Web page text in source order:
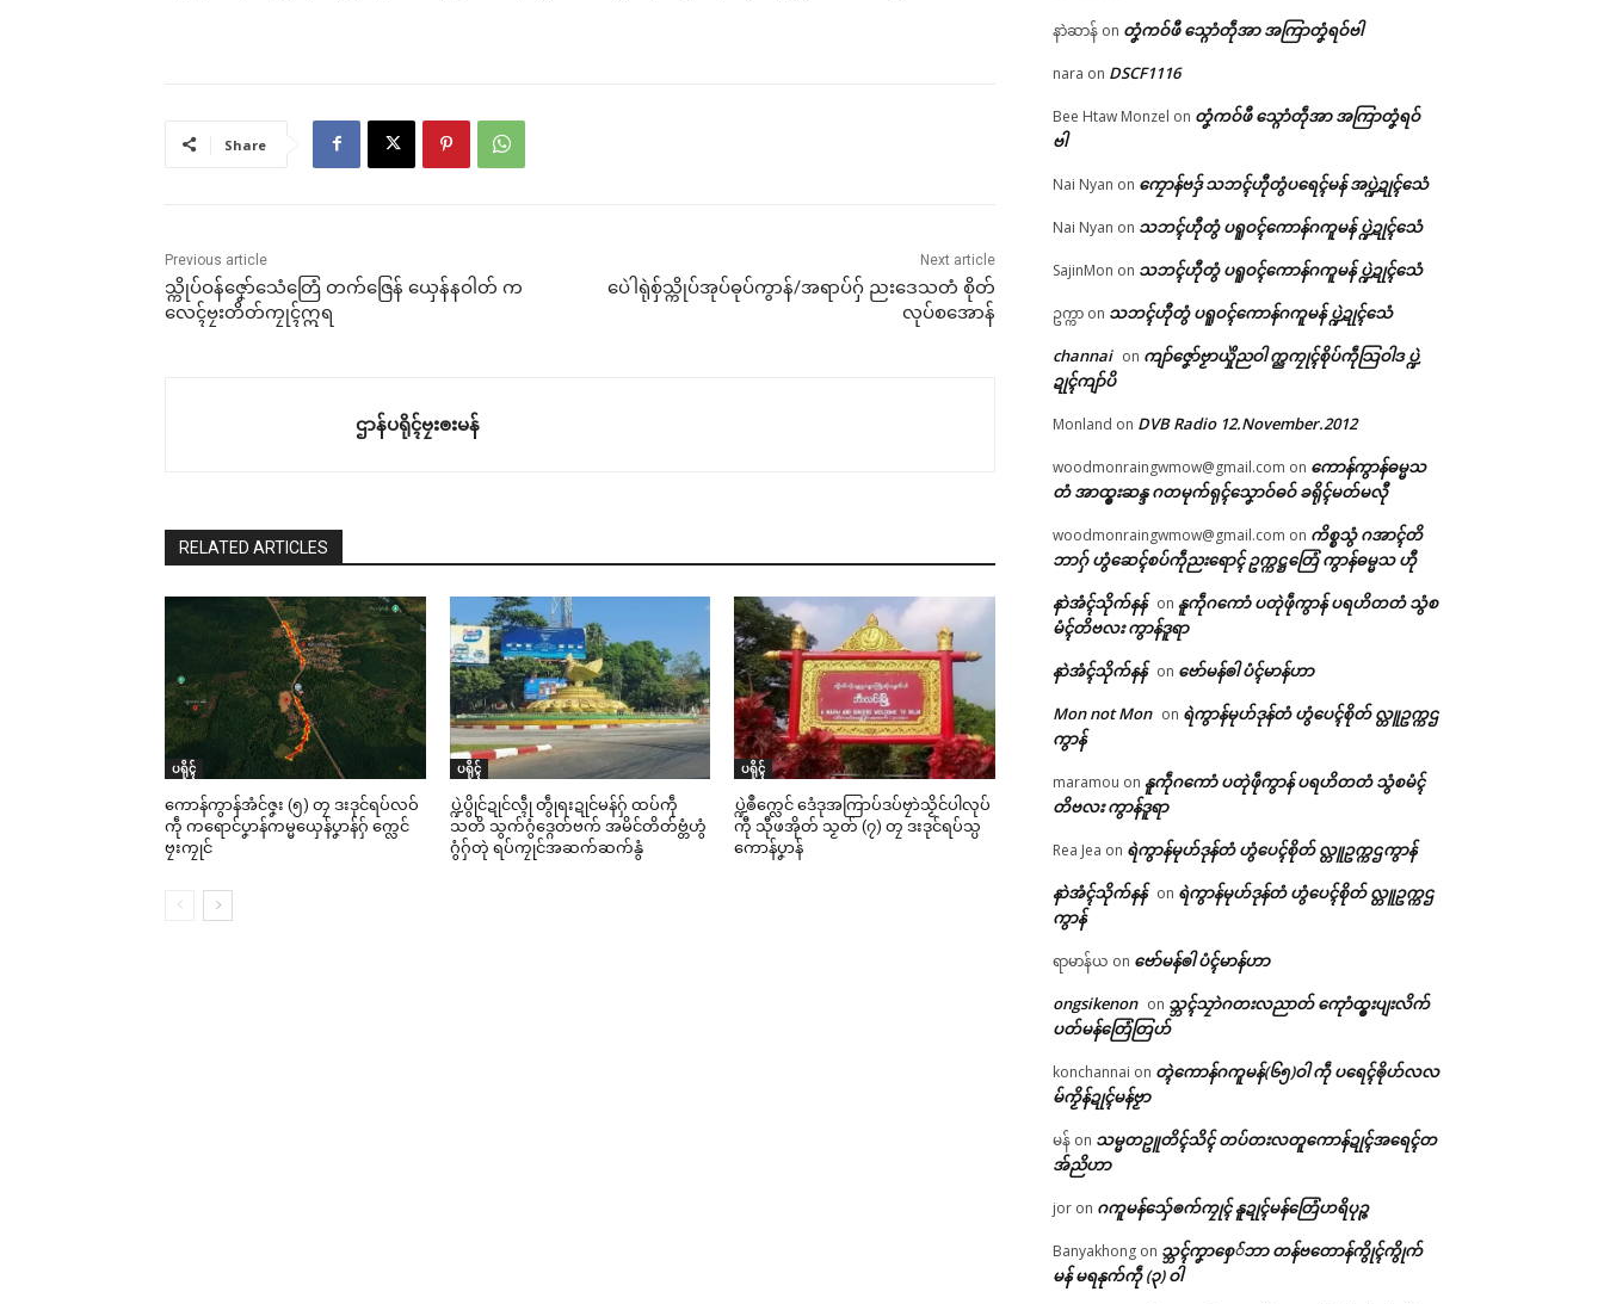
ဗွဲကြဴနူနာဲဟလာ ကွာန်ဘာ
May 19, 2026
In "ပရိုၚ်"
တၠ ဂကောံရပ်လွဟ်မွဲဂ
ပွိုၚ် (၉) တ္ၚဲဂှ် ဂွံဆဵုကေတ်
ချိုတ်ဒၟံၚ်
May 6, 2026
In "ပရိုၚ်"
Share
Previous article
သ္ကိုပ်ဝန်ဇၞော်သေံတြေံ တက်ဇြေန် ယှေန်နဝါတ် က
လေၚ်ဗၠးတိတ်ကၠုၚ်ဣရ
Next article
ပေဲါရုဲစှ်သ္ကိုပ်အုပ်ဓုပ်ကွာန်/အရာပ်ဂှ် ညးဒေသတံ စိုတ်
လုပ်စအောန်
ဌာန်ပရိုၚ်ဗၠးၜးမန်
RELATED ARTICLES
ပရိုၚ်
ကောန်ကွာန်အံင်ဇၞး (၅) တၠ ဒးဒုင်ရပ်လဝ်
ကဵု ကရောင်ပၞာန်ကမ္မယှေန်ပၞာန်ဂှ် က္လေင်
ဗၠးကၠုင်
ပရိုၚ်
ပ္ဍဲပွိုင်ဍုင်လ္ၚဵု တွဵုရးဍုင်မန်ဂှ် ထပ်ကဵု
သတိ သွက်ဂွံဒ္ဂေတ်ဗက် အမိင်တိတ်ဗ္တံဟွံ
ဂွံဂှ်တုဲ ရပ်ကၠုင်အဆက်ဆက်နွံ
ပရိုၚ်
ပ္ဍဲၜဳက္လေင် ဒေံဒုအကြာပ်ဒပ်ဗၠာဲသၟိင်ပါလုပ်
ကီု သီုဖအိုတ် သၟတ် (၇) တၠ ဒးဒုင်ရပ်သ္ပ
ကောန်ပၞာန်
နာဲဆာန် on တၞံကဝ်ဖီ သ္ဂောံတဵုအာ အကြာတၞံရဝ်ဗါ
nara on DSCF1116
Bee Htaw Monzel on တၞံကဝ်ဖီ သ္ဂောံတဵုအာ အကြာတၞံရဝ်
ဗါ
Nai Nyan on ကၠောန်ဗဒှ် သဘၚ်ဟီုတွံပရေၚ်မန် အပ္ဍဲဍုၚ်သေံ
Nai Nyan on သဘၚ်ဟီုတွံ ပရူဝၚ်ကောန်ဂကူမန် ပ္ဍဲဍုၚ်သေံ
SajinMon on သဘၚ်ဟီုတွံ ပရူဝၚ်ကောန်ဂကူမန် ပ္ဍဲဍုၚ်သေံ
ဥက္ကာ on သဘၚ်ဟီုတွံ ပရူဝၚ်ကောန်ဂကူမန် ပ္ဍဲဍုၚ်သေံ
channai on ကျာ်ဇၞော်ဗၟာယှိုဲညဝါ က္ညကၠုၚ်စိုပ်ကဵုသြဝါဒ ပ္ဍဲ
ဍုၚ်ကျာ်ပိ
Monland on DVB Radio 12.November.2012
woodmonraingwmow@gmail.com on ကောန်ကွာန်ဓမ္မသ
တံ အာထ္ၜးဆန္ဒ ဂတမုက်ရုၚ်သၞောဝ်ဓဝ် ခရိုၚ်မတ်မလီု
woodmonraingwmow@gmail.com on ကိစ္စသွံ ဂအာၚ်တိ
ဘာဂှ် ဟွံဆေၚ်စပ်ကဵုညးရောၚ် ဥက္ကဋ္ဌတြေံ ကွာန်ဓမ္မသ ဟီု
နာဲအံၚ်သိုက်နန် on နူကဵုဂကောံ ပတုဲဖဵုကွာန် ပရဟိတတံ သွံစ
မံၚ်တိဗလး ကွာန်ဒူရာ
နာဲအံၚ်သိုက်နန် on ဗော်မန်ၜါ ပံၚ်မာန်ဟာ
Mon not Mon on ရဲကွာန်မုဟ်ဒုန်တံ ဟွံပေၚ်စိုတ် လ္တူဥက္ကဌ
ကွာန်
maramou on နူကဵုဂကောံ ပတုဲဖဵုကွာန် ပရဟိတတံ သွံစမံၚ်
တိဗလး ကွာန်ဒူရာ
Rea Jea on ရဲကွာန်မုဟ်ဒုန်တံ ဟွံပေၚ်စိုတ် လ္တူဥက္ကဌကွာန်
နာဲအံၚ်သိုက်နန် on ရဲကွာန်မုဟ်ဒုန်တံ ဟွံပေၚ်စိုတ် လ္တူဥက္ကဌ
ကွာန်
ရာမာန်ယ on ဗော်မန်ၜါ ပံၚ်မာန်ဟာ
ongsikenon on သ္ဘၚ်သၠာဲဂတးလညာတ် ကေုာံထ္ၜးပျးလိက်
ပတ်မန်တြေံတြဟ်
konchannai on တ္ၚဲကောန်ဂကူမန်(၆၅)ဝါ ကဵု ပရေၚ်ၜိုဟ်လလ
မ်ကၟိန်ဍုၚ်မန်ဗၟာ
မန် on သမ္မတဥူတိၚ်သိၚ် တပ်တးလတူကောန်ဍုၚ်အရေၚ်တ
အ်ညိဟာ
jor on ဂကူမန်​သှ်ေၜက်ကၠုၚ် နူဍုၚ်မန်တြေံဟရိပုဉ္ဇ
Banyakhong on သ္ဘၚ်ကၞာစှေ်ဘာ တန်ဗတောန်ကွိုၚ်ကွိုက်
မန် မရနုက်ကဵု (၃) ဝါ